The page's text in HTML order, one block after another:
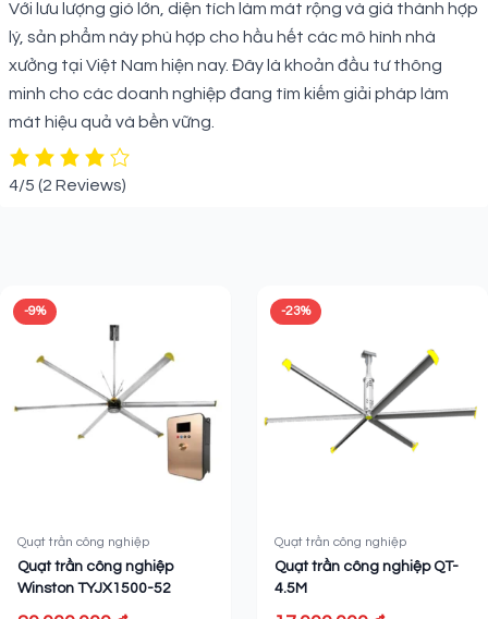
Với lưu lượng gió lớn, diện tích làm mát rộng và giá thành hợp
lý, sản phẩm này phù hợp cho hầu hết các mô hình nhà
xưởng tại Việt Nam hiện nay. Đây là khoản đầu tư thông
minh cho các doanh nghiệp đang tìm kiếm giải pháp làm
mát hiệu quả và bền vững.
4/5 (2 Reviews)
-9%
Quạt trần công nghiệp
Quạt trần công nghiệp
Winston TYJX1500-52
-23%
Quạt trần công nghiệp
Quạt trần công nghiệp QT-
4.5M